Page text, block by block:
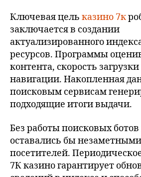
Ключевая цель казино 7к
заключается в создании
актуализированного
ресурсов. Программы
контента, скорость
навигации. Накопленная
поисковым сервисам
подходящие итоги выдачи.
Без работы поисковых
оставались бы
посетителей.
7К казино гарантирует